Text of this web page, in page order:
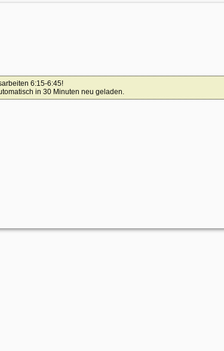
6:15-6:45!
in 30 Minuten neu geladen.